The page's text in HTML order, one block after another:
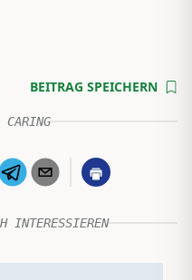
BEITRAG SPEICHERN
INTERESSIEREN